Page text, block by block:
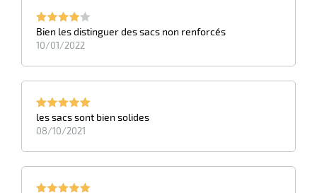
Bien les distinguer des sacs non renforcés
10/01/2022
les sacs sont bien solides
08/10/2021